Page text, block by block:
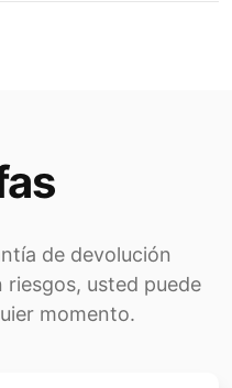
de devolución
riesgos, usted puede
momento.